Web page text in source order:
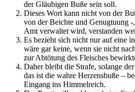
der Gläubigen Buße sein soll.
Dieses Wort kann nicht von der
von der Beichte und Genugtuung
Amt verwaltet wird, verstanden
Es bezieht sich nicht nur auf eine
wäre gar keine, wenn sie nicht
zur Abtötung des Fleisches
Daher bleibt die Strafe, solange
das ist die wahre Herzensbuße –
Eingang ins Himmelreich.